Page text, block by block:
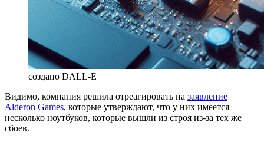
создано DALL-E
Видимо, компания решила отреагировать на заявление
Alderon Games, которые утверждают, что у них имеется
несколько ноутбуков, которые вышли из строя из-за тех же
сбоев.